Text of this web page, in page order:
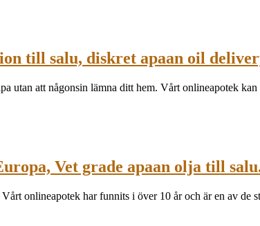
till salu, diskret apaan oil
utan att någonsin lämna ditt hem. Vårt onlineapotek
Vet grade apaan olja till
onlineapotek har funnits i över 10 år och är en av de